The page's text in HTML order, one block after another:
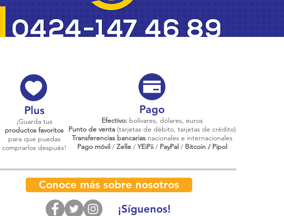
Plus
¡Guarda tus
productos favoritos
para que puedas
comprarlos después!
Pago
Efectivo: bolívares, dólares, euros
Punto de venta (tarjetas de débito, tarjetas de crédito)
Transferencias bancariasnacionales e internacionales
Pago móvil/ Zelle/ YEiPii/ PayPal / Bitcoin / Pipol
Conoce más sobre nosotros
¡Síguenos!